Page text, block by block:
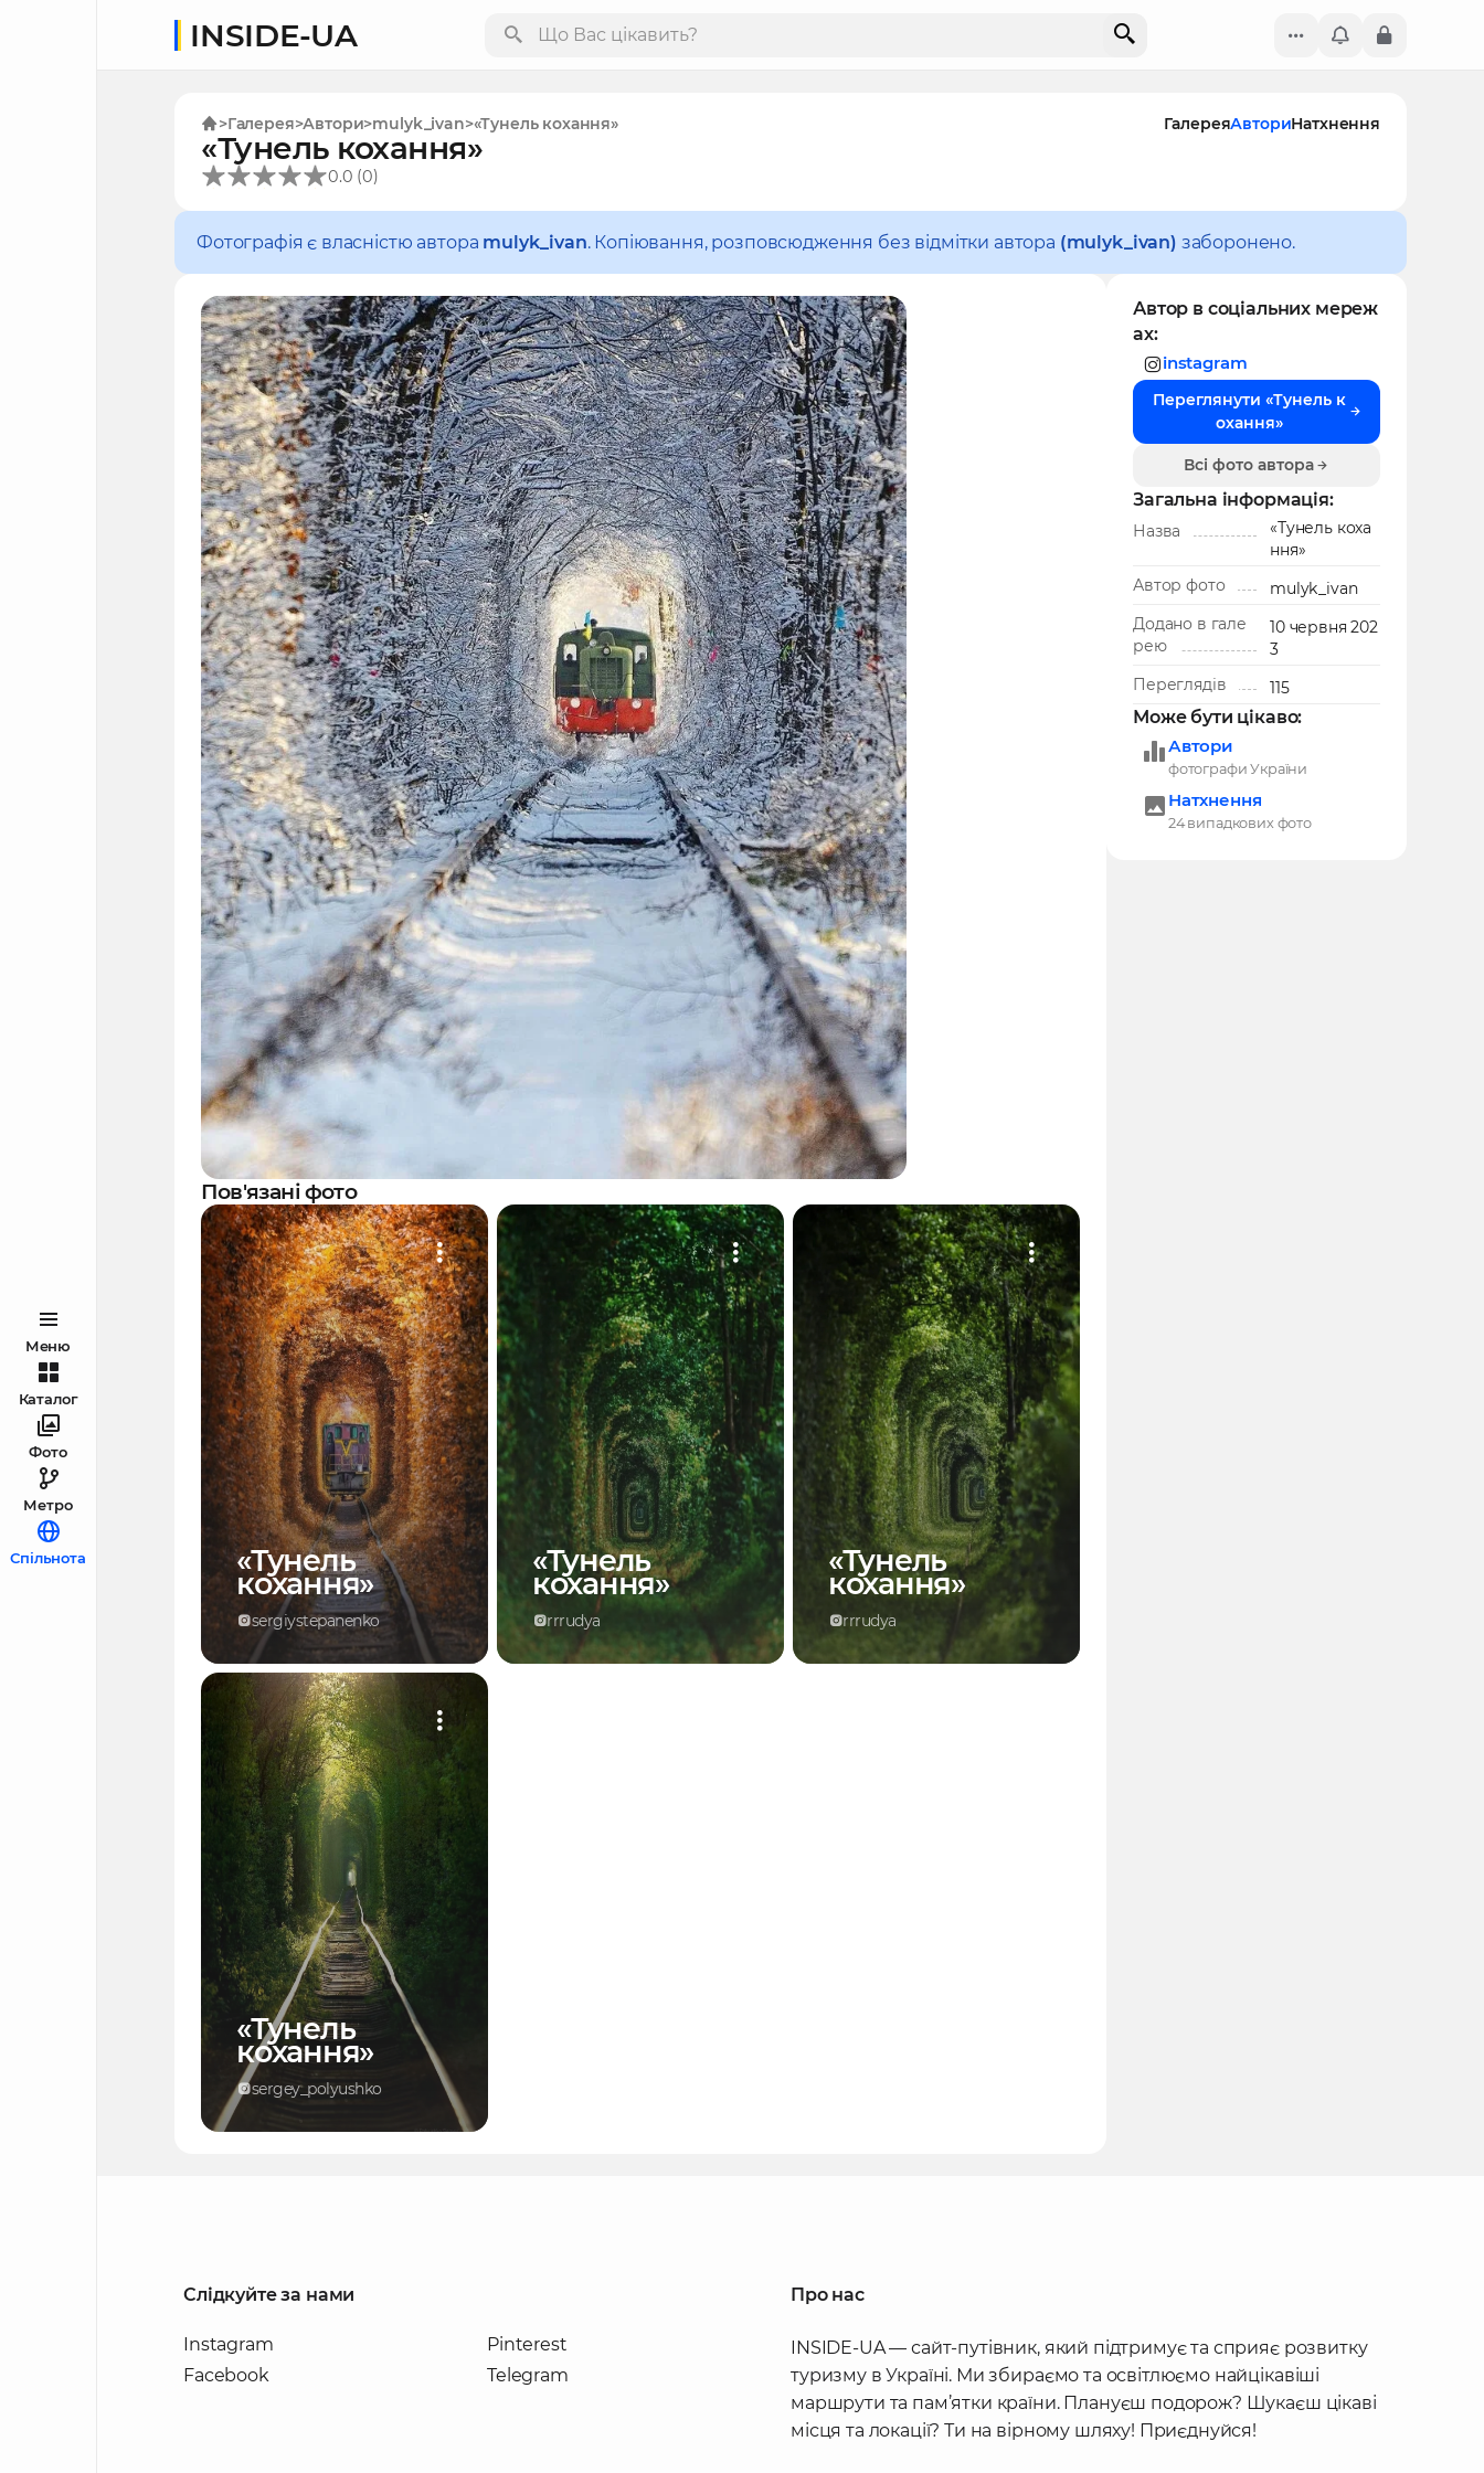
Меню
Каталог
Фото
Метро
Спільнота
INSIDE-UA
Галерея Автори mulyk_ivan «Тунель кохання» ГалереяАвториНатхнення
«Тунель кохання»
0.0 (0)
Фотографія є власністю автора mulyk_ivan. Копіювання, розповсюдження без відмітки автора (mulyk_ivan) заборонено.
Пов'язані фото
«Тунель
кохання»
sergiystepanenko
«Тунель
кохання»
rrrudya
«Тунель
кохання»
rrrudya
«Тунель
кохання»
sergey_polyushko
Автор в соціальних мереж
ах:
instagram
Переглянути «Тунель к
охання»
Всі фото автора
Загальна інформація:
Назва
«Тунель коха
ння»
Автор фото
mulyk_ivan
Додано в гале
рею
10 червня 202
3
Переглядів
115
Може бути цікаво:
Автори
фотографи України
Натхнення
24 випадкових фото
Слідкуйте за нами
Instagram
Facebook
Pinterest
Telegram
Про нас
INSIDE-UA — сайт-путівник, який підтримує та сприяє розвитку
туризму в Україні. Ми збираємо та освітлюємо найцікавіші
маршрути та пам’ятки країни. Плануєш подорож? Шукаєш цікаві
місця та локації? Ти на вірному шляху! Приєднуйся!